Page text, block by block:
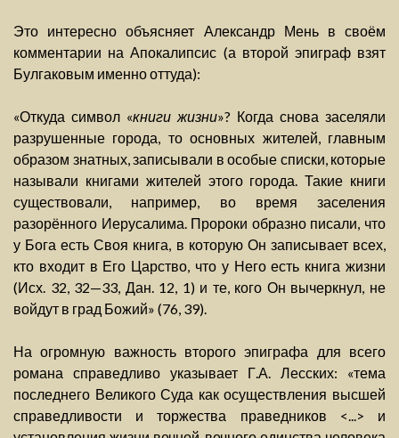
Это интересно объясняет Александр Мень в своём
комментарии на Апокалипсис (а второй эпиграф взят
Булгаковым именно оттуда):
«Откуда символ «книги жизни»? Когда снова заселяли
разрушенные города, то основных жителей, главным
образом знатных, записывали в особые списки, которые
называли книгами жителей этого города. Такие книги
существовали, например, во время заселения
разорённого Иерусалима. Пророки образно писали, что
у Бога есть Своя книга, в которую Он записывает всех,
кто входит в Его Царство, что у Него есть книга жизни
(Исх. 32, 32—33, Дан. 12, 1) и те, кого Он вычеркнул, не
войдут в град Божий» (76, 39).
На огромную важность второго эпиграфа для всего
романа справедливо указывает Г.А. Лесских: «тема
последнего Великого Суда как осуществления высшей
справедливости и торжества праведников <...> и